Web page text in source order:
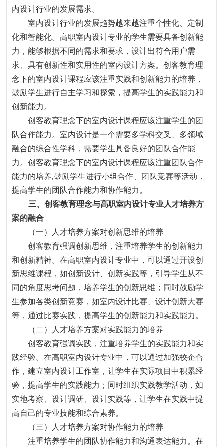
内设计行业的发展需求。
室内设计行业的发展趋势越来越注重个性化、定制
化和智能化。高职室内设计专业的学生需要具备创新能
力 ，能够根据不同的需求和要求 ，设计出符合用户需
求、具有创新性和实用性的室内设计方案。创客教育理
念下的室内设计课程应该注重实践和创新能力的培养 ，
鼓励学生进行自主学习和探索 ，提高学生的实践能力和
创新能力。
创客教育理念下的室内设计课程应该注重学生的团
队合作能力。室内设计是一个需要多学科交叉、多领域
融合的综合性学科 ， 需要学生具备良好的团队合作能
力。创客教育理念下的室内设计课程应该注重团队合作
能力的培养,鼓励学生进行小组合作、团队竞赛等活动 ，
提高学生的团队合作能力和协作能力。
三、创客教育理念与高职室内设计专业人才培养方
案的融合
（一）人才培养方案对创新思维的培养
创客教育强调创新思维，注重培养学生的创新能力
和创新精神。在高职室内设计专业中，可以通过开设创
新思维课程，如创新设计、创新实践等，引导学生从不
同的角度思考问题，培养学生的创新思维；同时鼓励学
生参加各类创新竞赛，如室内设计比赛、设计创新大赛
等，通过比赛实践，提高学生的创新能力和实践能力。
（二）人才培养方案对实践能力的培养
创客教育强调实践，注重培养学生的实践能力和实
践经验。在高职室内设计专业中，可以通过加强校企合
作，建立室内设计工作室，让学生在实际项目中积累经
验，提高学生的实践能力；同时组织实践教学活动，如
实地考察、设计调研、设计实践等，让学生在实践中提
高自己的专业技能和综合素养。
（三）人才培养方案对协作能力的培养
注重培养学生的团队协作能力和沟通表达能力。在